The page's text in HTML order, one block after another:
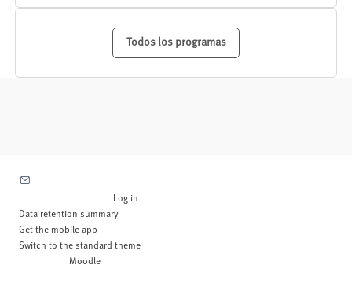
Todos los programas
Log in
Data retention summary
Get the mobile app
Switch to the standard theme
Moodle